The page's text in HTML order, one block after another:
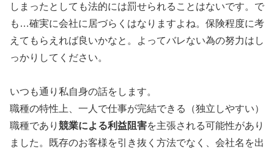
しまったとしても法的には罰せられることはないです。で
も…確実に会社に居づらくはなりますよね。保険程度に考
えてもらえれば良いかなと。よってバレない為の努力はし
っかりしてください。
いつも通り私自身の話をします。
職種の特性上、一人で仕事が完結できる（独立しやすい）
職種であり 競業による利益阻害を主張される可能性があり
ました。既存のお客様を引き抜く方法でなく、会社名を出